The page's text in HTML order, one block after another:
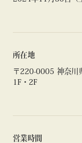
所在地
〒220-0005 神奈川
1F・2F
営業時間